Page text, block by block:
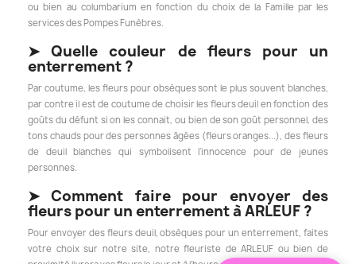
ou bien au columbarium en fonction du choix de la Famille par les
services des Pompes Funèbres.
➤Quelle couleur de fleurs pour un
enterrement ?
Par coutume, les fleurs pour obsèques sont le plus souvent blanches,
par contre il est de coutume de choisir les fleurs deuil en fonction des
goûts du défunt si on les connait, ou bien de son goût personnel, des
tons chauds pour des personnes âgées(fleurs oranges...), des fleurs
de deuil blanches qui symbolisent l'innocence pour de jeunes
personnes.
➤Comment faire pour envoyer des
fleurs pour un enterrement à ARLEUF ?
Pour envoyer des fleurs deuil, obsèques pour un enterrement, faites
votre choix sur notre site, notre fleuriste de ARLEUF ou bien de